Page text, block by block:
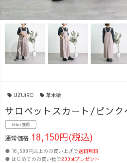
UZUiRO 草木染
サロペットスカート/ピン
181pt 獲得
通常価格 18,150円(税込)
● 16,500円以上のお買い上げで送料無料
● はじめてのお買い物で200ptプレゼント